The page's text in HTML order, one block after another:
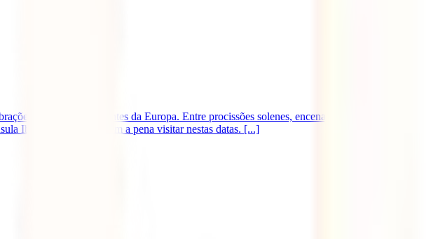
mais impressionantes da Europa. Entre procissões solenes, encenações religiosas e
Ibérica que mais valem a pena visitar nestas datas. [...]